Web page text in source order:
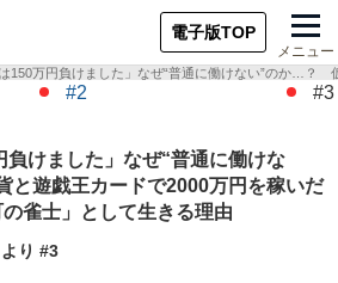
電子版TOP
メニュー
は150万円負けました」なぜ“普通に働けない”のか…
#2 #3
負けました」なぜ“普通に働けな
遊戯王カードで2000万円を稼いだ
雀士」として生きる理由
り #3